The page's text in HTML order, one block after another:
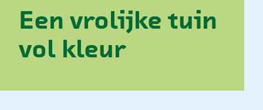
e
p
Een vrolijke tuin
vol kleur